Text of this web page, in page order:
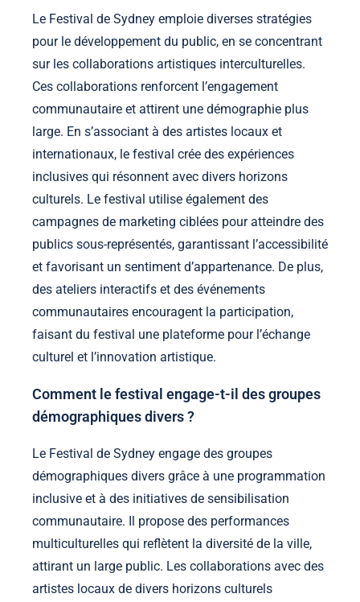
Le Festival de Sydney emploie diverses stratégies
pour le développement du public, en se concentrant
sur les collaborations artistiques interculturelles.
Ces collaborations renforcent l’engagement
communautaire et attirent une démographie plus
large. En s’associant à des artistes locaux et
internationaux, le festival crée des expériences
inclusives qui résonnent avec divers horizons
culturels. Le festival utilise également des
campagnes de marketing ciblées pour atteindre des
publics sous-représentés, garantissant l’accessibilité
et favorisant un sentiment d’appartenance. De plus,
des ateliers interactifs et des événements
communautaires encouragent la participation,
faisant du festival une plateforme pour l’échange
culturel et l’innovation artistique.
Comment le festival engage-t-il des groupes
démographiques divers ?
Le Festival de Sydney engage des groupes
démographiques divers grâce à une programmation
inclusive et à des initiatives de sensibilisation
communautaire. Il propose des performances
multiculturelles qui reflètent la diversité de la ville,
attirant un large public. Les collaborations avec des
artistes locaux de divers horizons culturels